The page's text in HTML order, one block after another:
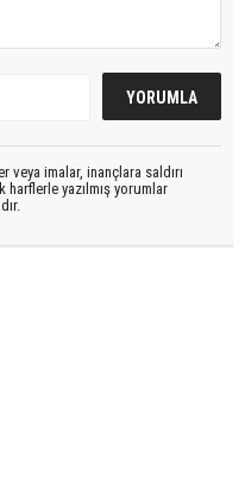
imalar, inançlara saldırı
harflerle yazılmış yorumlar